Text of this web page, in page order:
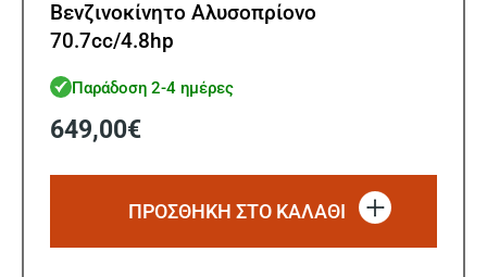
Βενζινοκίνητο Αλυσοπρίονο
70.7cc/4.8hp
Παράδοση 2-4 ημέρες
649,00€
ΠΡΟΣΘΗΚΗ ΣΤΟ ΚΑΛΑΘΙ